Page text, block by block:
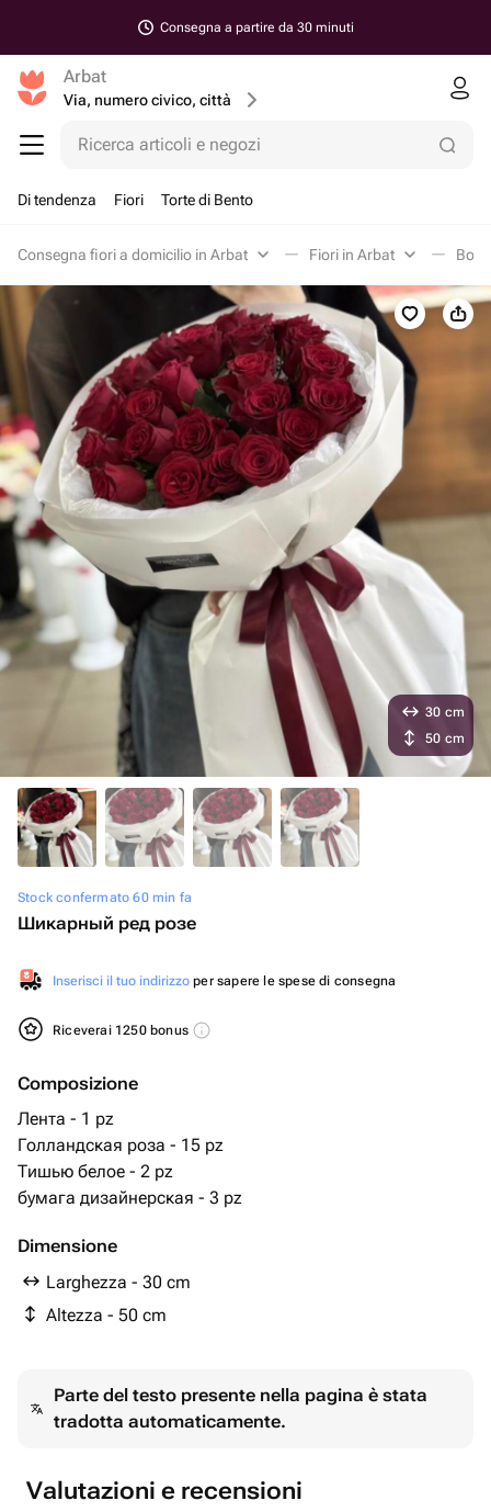
Consegna a partire da 30 minuti
Arbat
Via, numero civico, città
Ricerca articoli e negozi
Di tendenza Fiori Torte di Bento
Consegna fiori a domicilio in Arbat Fiori in Arbat
Stock confermato 60 min fa
Шикарный ред розе
Inserisci il tuo indirizzo per sapere le spese di consegna
Riceverai 1250 bonus
Composizione
Лента - 1 pz
Голландская роза - 15 pz
Тишью белое - 2 pz
бумага дизайнерская - 3 pz
Dimensione
Larghezza - 30 cm
Altezza - 50 cm
30 cm
50 cm
Parte del testo presente nella pagina è stata
tradotta automaticamente.
Valutazioni e recensioni